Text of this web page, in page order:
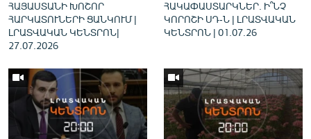
ՀԱՅԱՍՏԱՆԻ ԽՈՇՈՐ
ՀԱՐԿԱՏՈՒՆԵՐԻ ՑԱՆԿՈՒՄ |
ԼՐԱՏՎԱԿԱՆ ԿԵՆՏՐՈՆ|
27.07.2026
ՀԱԿԱՓԱՍՏԱՐԿՆԵՐ. Ի՞ՆՉ
ԿՈՐՈՇԻ ՍԴ-Ն | ԼՐԱՏՎԱԿԱՆ
ԿԵՆՏՐՈՆ | 01.07.26